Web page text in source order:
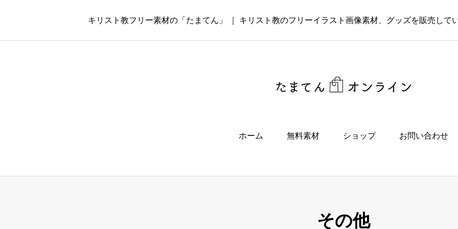
キリスト教フリー素材の「たまてん」 ｜ キリスト教のフリーイラスト画像素材、グッズを販売して
ホーム 無料素材 ショップ お問い合わせ
その他